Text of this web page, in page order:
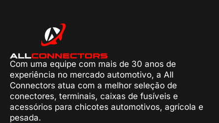
Com uma equipe com mais de 30 anos de
experiência no mercado automotivo, a All
Connectors atua com a melhor seleção de
conectores, terminais, caixas de fusíveis e
acessórios para chicotes automotivos, agrícola e
pesada.